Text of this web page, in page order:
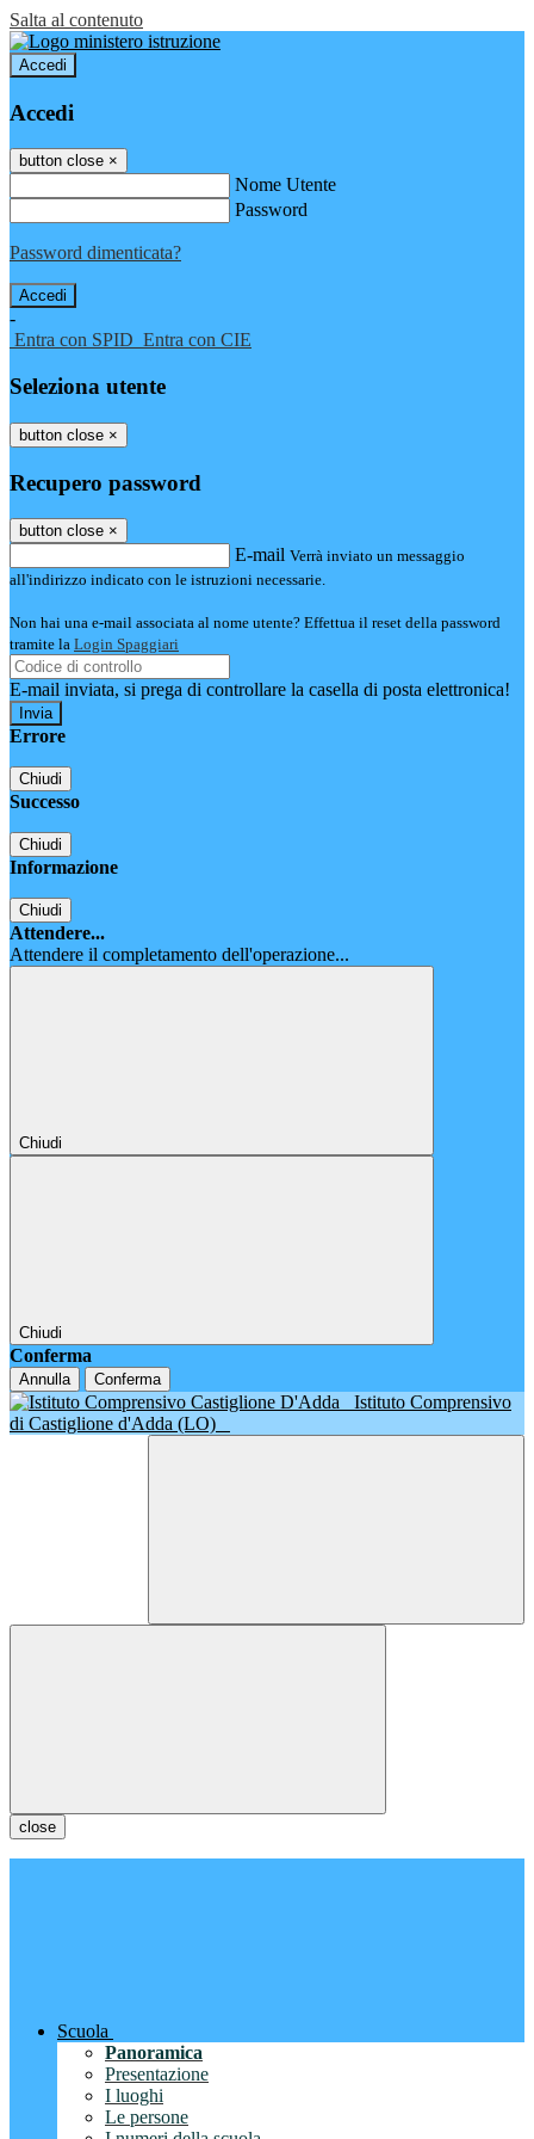
Salta al contenuto
Accedi
Accedi
button close ×
Nome Utente
Password
Password dimenticata?
-
Entra con SPID Entra con CIE
Seleziona utente
button close ×
Recupero password
button close ×
E-mail Verrà inviato un messaggio
all'indirizzo indicato con le istruzioni necessarie.
Non hai una e-mail associata al nome utente? Effettua il reset della password
tramite la Login Spaggiari
E-mail inviata, si prega di controllare la casella di posta elettronica!
Errore
Chiudi
Successo
Chiudi
Informazione
Chiudi
Attendere...
Attendere il completamento dell'operazione...
Chiudi
Chiudi
Conferma
Annulla Conferma
Istituto Comprensivo
di Castiglione d'Adda (LO)
close
Scuola
Panoramica
Presentazione
I luoghi
Le persone